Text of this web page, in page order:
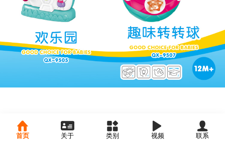
首页 关于 类别 视频 联系